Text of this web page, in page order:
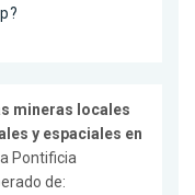
mineras locales
y espaciales en
Pontificia
de: